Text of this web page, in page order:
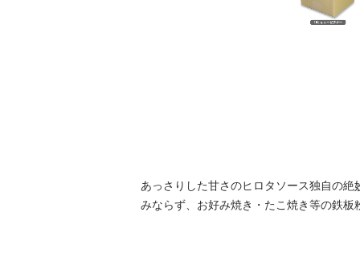
あっさりした甘さのヒロタソース独自の
みならず、お好み焼き・たこ焼き等の鉄